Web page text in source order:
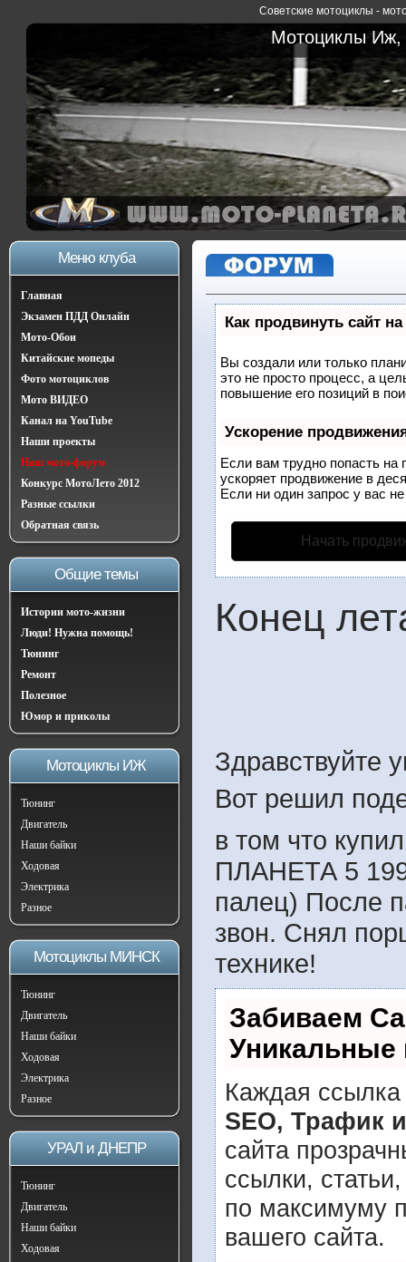
Советские мотоциклы -
Мотоциклы Иж,
Меню клуба
Главная
Экзамен ПДД Онлайн
Мото-Обои
Китайские мопеды
Фото мотоциклов
Мото ВИДЕО
Канал на YouTube
Наши проекты
Наш мото-форум
Конкурс МотоЛето 2012
Разные ссылки
Обратная связь
Общие темы
Истории мото-жизни
Люди! Нужна помощь!
Тюнинг
Ремонт
Полезное
Юмор и приколы
Мотоциклы ИЖ
Тюнинг
Двигатель
Наши байки
Ходовая
Электрика
Разное
Мотоциклы МИНСК
Тюнинг
Двигатель
Наши байки
Ходовая
Электрика
Разное
УРАЛ и ДНЕПР
Тюнинг
Двигатель
Наши байки
Ходовая
Как продвинуть сайт
Вы создали или только
это не просто процесс, а
повышение его позиций в
Ускорение
Если вам трудно попасть на
ускоряет продвижение в
Если ни один запрос у вас
Начать
Конец
Здравствуйте
Вот решил
в том что
ПЛАНЕТА 5
палец) После
звон. Снял
технике!
Забиваем
Уникальные
Каждая ссылка
SEO, Трафик
сайта
ссылки,
по максимуму
вашего сайта.